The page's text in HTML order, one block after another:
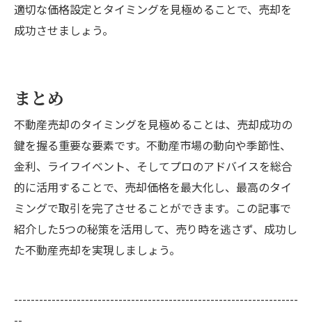
適切な価格設定とタイミングを見極めることで、売却を
成功させましょう。
まとめ
不動産売却のタイミングを見極めることは、売却成功の
鍵を握る重要な要素です。不動産市場の動向や季節性、
金利、ライフイベント、そしてプロのアドバイスを総合
的に活用することで、売却価格を最大化し、最高のタイ
ミングで取引を完了させることができます。この記事で
紹介した5つの秘策を活用して、売り時を逃さず、成功し
た不動産売却を実現しましょう。
--------------------------------------------------------------------
--